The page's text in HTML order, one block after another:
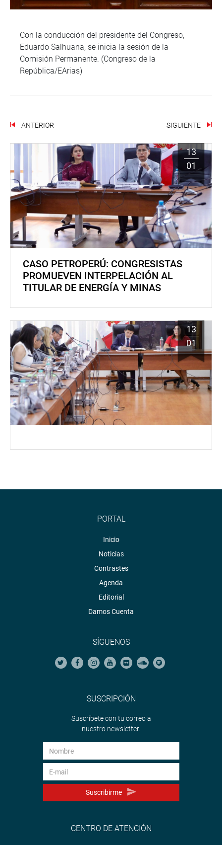
Con la conducción del presidente del Congreso,
Eduardo Salhuana, se inicia la sesión de la
Comisión Permanente. (Congreso de la
República/EArias)
ANTERIOR SIGUIENTE
13
01
CASO PETROPERÚ: CONGRESISTAS
PROMUEVEN INTERPELACIÓN AL
TITULAR DE ENERGÍA Y MINAS
13
01
PORTAL
Inicio
Noticias
Contrastes
Agenda
Editorial
Damos Cuenta
SÍGUENOS
SUSCRIPCIÓN
Suscríbete con tu correo a
nuestro newsletter.
Suscribirme
CENTRO DE ATENCIÓN